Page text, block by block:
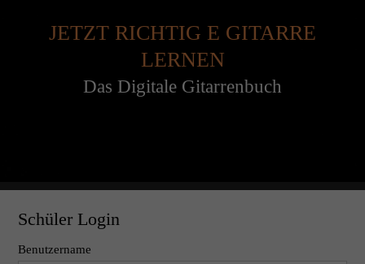
JETZT RICHTIG E GITARRE
LERNEN
Das Digitale Gitarrenbuch
Schüler Login
Benutzername